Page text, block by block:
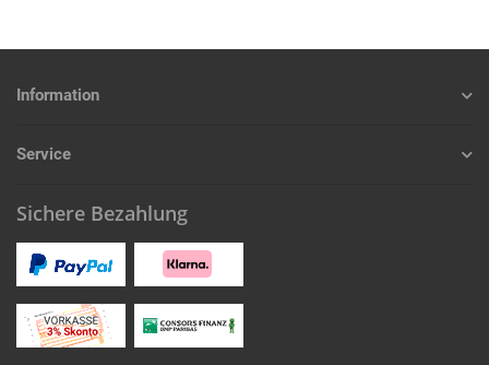
Information
Service
Sichere Bezahlung